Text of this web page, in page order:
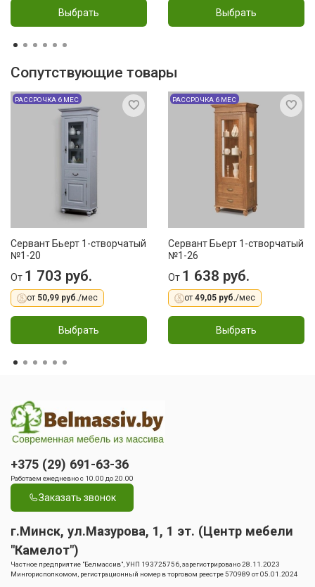
Выбрать Выбрать
Сопутствующие товары
РАССРОЧКА 6 МЕС
Сервант Бьерт 1-створчатый
№1-20
От 1 703 руб.
от 50,99 руб./мес
Выбрать
РАССРОЧКА 6 МЕС
Сервант Бьерт 1-створчатый
№1-26
От 1 638 руб.
от 49,05 руб./мес
Выбрать
+375 (29) 691-63-36
Работаем ежедневно с 10.00 до 20.00
Заказать звонок
г.Минск, ул.Мазурова, 1, 1 эт. (Центр мебели
"Камелот")
Частное предприятие "Белмассив", УНП 193725756, зарегистрировано 28.11.2023
Мингорисполкомом, регистрационный номер в торговом реестре 570989 от 05.01.2024